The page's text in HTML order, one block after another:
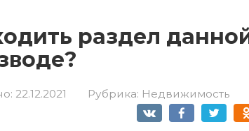
раздел
22.12.2021 Рубрика: Недвижимость